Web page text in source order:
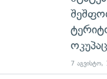
7 აგვისტო,